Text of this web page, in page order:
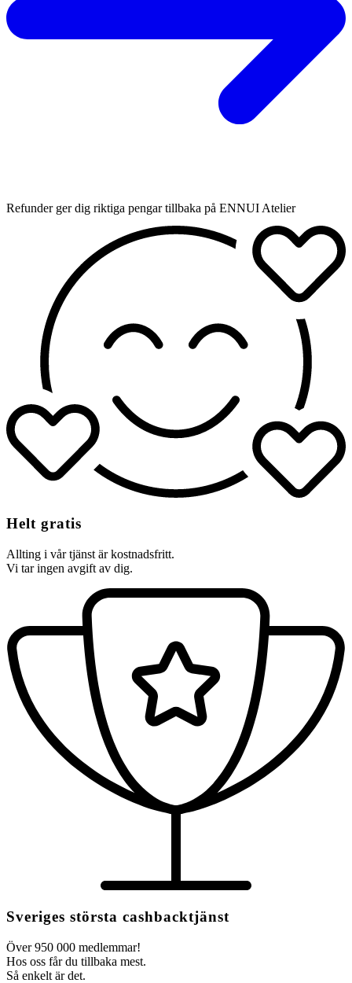
Refunder ger dig riktiga pengar tillbaka på ENNUI Atelier
Helt gratis
Allting i vår tjänst är kostnadsfritt.
Vi tar ingen avgift av dig.
Sveriges största cashbacktjänst
Över 950 000 medlemmar!
Hos oss får du tillbaka mest.
Så enkelt är det.